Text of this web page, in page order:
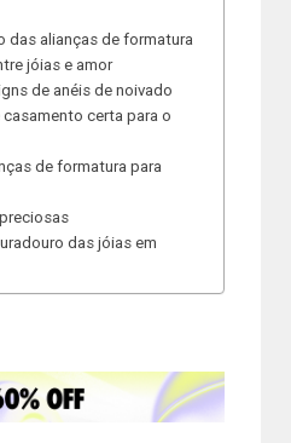
das alianças de formatura
jóias e amor
de anéis de noivado
certa para o
de formatura para
das jóias em